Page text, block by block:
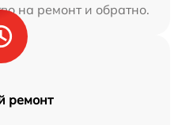
на ремонт и обратно.
ремонт